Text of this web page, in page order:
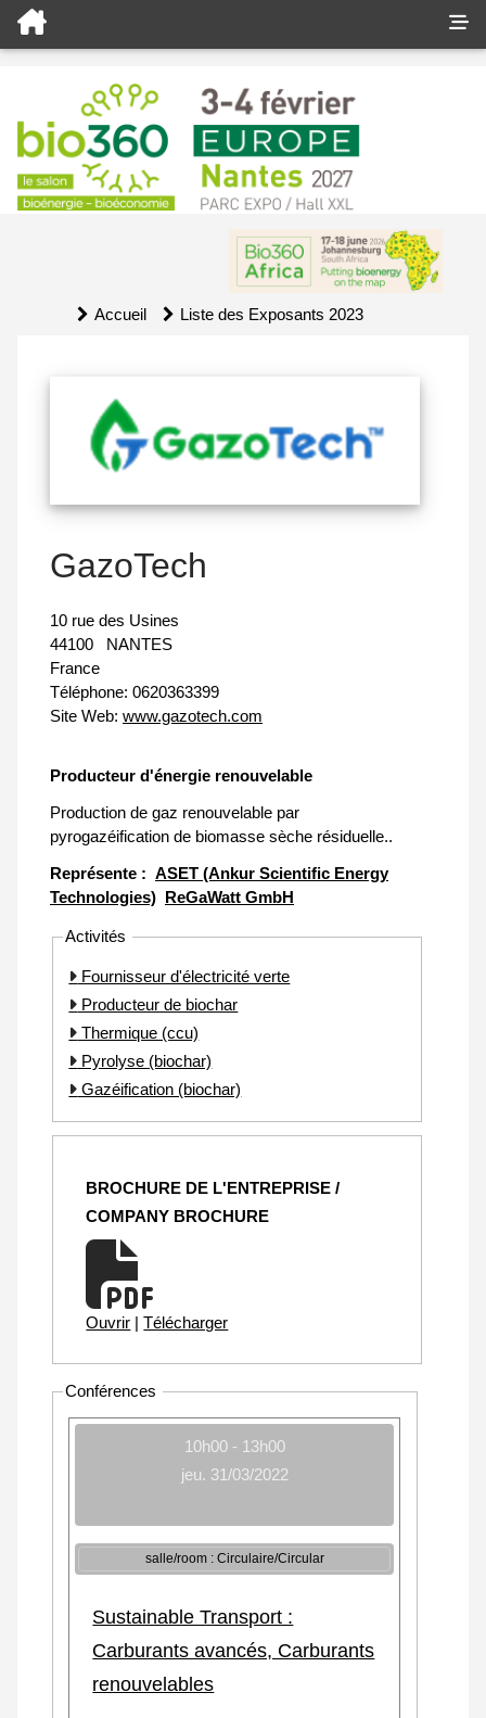
Accueil Liste des Exposants 2023
GazoTech
10 rue des Usines
44100
NANTES
France
Téléphone: 0620363399
Site Web: www.gazotech.com
Producteur d'énergie renouvelable
Production de gaz renouvelable par
pyrogazéification de biomasse sèche résiduelle..
Représente : ASET (Ankur Scientific Energy
Technologies) ReGaWatt GmbH
Activités
Fournisseur d'électricité verte
Producteur de biochar
Thermique (ccu)
Pyrolyse (biochar)
Gazéification (biochar)
BROCHURE DE L'ENTREPRISE /
COMPANY BROCHURE
Ouvrir | Télécharger
Conférences
10h00 - 13h00
jeu. 31/03/2022
salle/room : Circulaire/Circular
Sustainable Transport :
Carburants avancés, Carburants
renouvelables